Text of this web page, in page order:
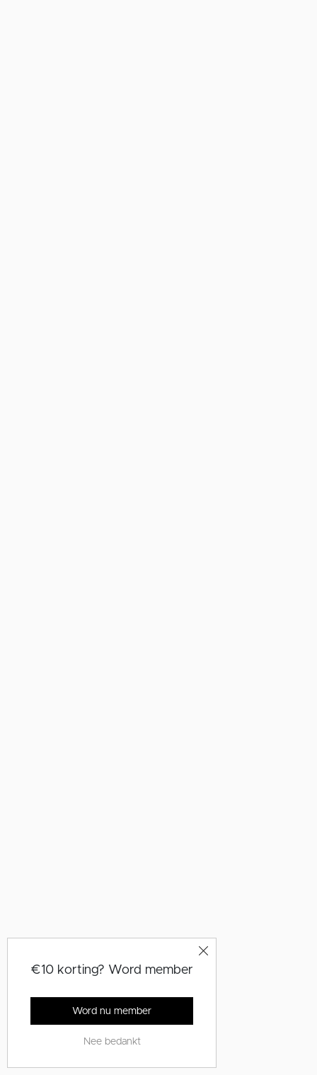
€10 korting? Word member
Word nu member
Nee bedankt